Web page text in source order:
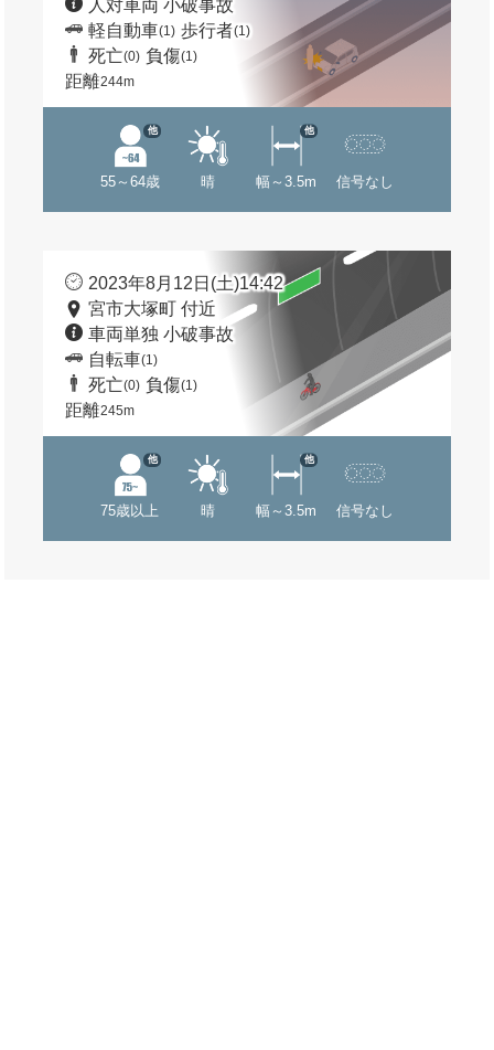
人対車両 小破事故
軽自動車(1) 歩行者(1)
死亡(0) 負傷(1)
距離244m
55～64歳
他
晴 幅～3.5m
他
信号なし
2023年8月12日(土)14:42
宮市大塚町 付近
車両単独 小破事故
自転車(1)
死亡(0) 負傷(1)
距離245m
75歳以上
他
晴 幅～3.5m
他
信号なし